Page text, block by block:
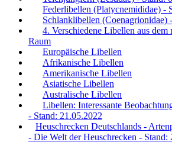
Federlibellen (Platycnemididae) -
Schlanklibellen (Coenagrionidae)
4. Verschiedene Libellen aus dem
Raum
Europäische Libellen
Afrikanische Libellen
Amerikanische Libellen
Asiatische Libellen
Australische Libellen
Libellen: Interessante
- Stand: 21.05.2022
Heuschrecken Deutschlands -
- Die Welt der Heuschrecken - Stand: